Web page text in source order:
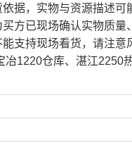
据，实物与资源描述
方已现场确认实物质
支持现场看货，请注
冶1220仓库、湛江2250